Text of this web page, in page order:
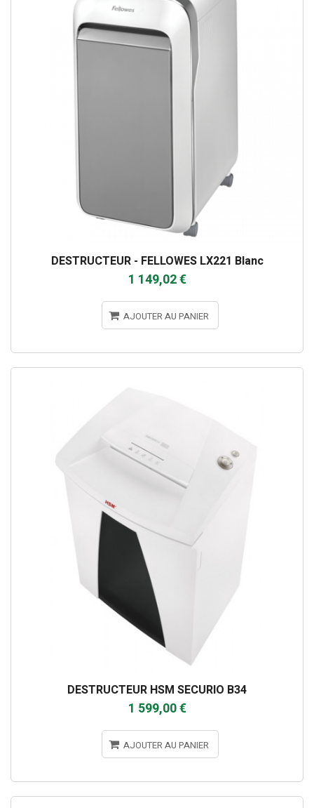
DESTRUCTEUR - FELLOWES LX221 Blanc
1 149,02 €
AJOUTER AU PANIER
DESTRUCTEUR HSM SECURIO B34
1 599,00 €
AJOUTER AU PANIER